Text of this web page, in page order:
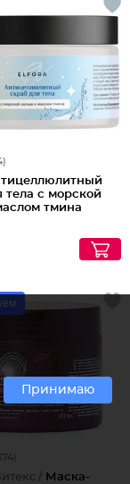
тела с морской
тмина
/ Маска-
Принимаю